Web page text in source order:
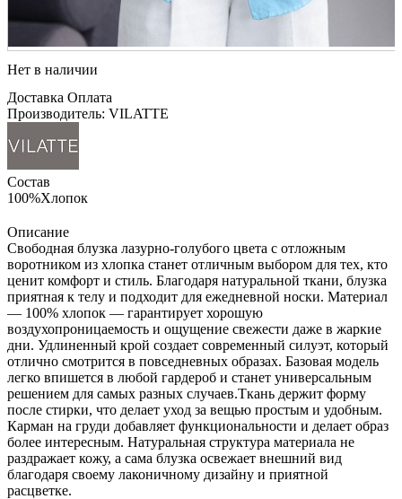
Нет в наличии
Доставка Оплата
Производитель: VILATTE
Состав
100%Хлопок
Описание
Свободная блузка лазурно-голубого цвета с отложным
воротником из хлопка станет отличным выбором для тех, кто
ценит комфорт и стиль. Благодаря натуральной ткани, блузка
приятная к телу и подходит для ежедневной носки. Материал
— 100% хлопок — гарантирует хорошую
воздухопроницаемость и ощущение свежести даже в жаркие
дни. Удлиненный крой создает современный силуэт, который
отлично смотрится в повседневных образах. Базовая модель
легко впишется в любой гардероб и станет универсальным
решением для самых разных случаев.Ткань держит форму
после стирки, что делает уход за вещью простым и удобным.
Карман на груди добавляет функциональности и делает образ
более интересным. Натуральная структура материала не
раздражает кожу, а сама блузка освежает внешний вид
благодаря своему лаконичному дизайну и приятной
расцветке.